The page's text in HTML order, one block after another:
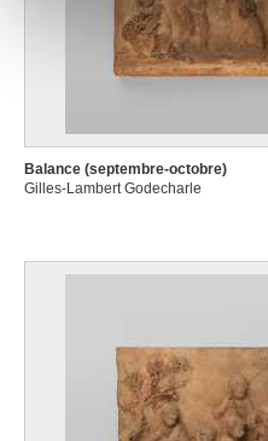
notre site avec nos
publicité et d'analyse, qui
avec d'autres informations
Balance (septembre-octobre)
Gilles-Lambert Godecharle